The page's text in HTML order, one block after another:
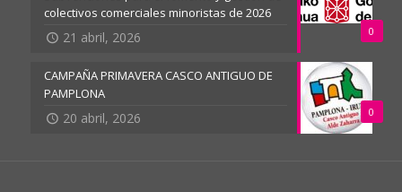
0
colectivos comerciales minoristas de 2026
21 abril, 2026
0
CAMPAÑA PRIMAVERA CASCO ANTIGUO DE
PAMPLONA
20 abril, 2026